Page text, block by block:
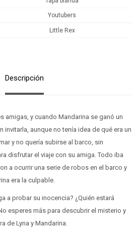
Youtubers
Little Rex
Descripción
amigas, y cuando Mandarina se ganó un
invitarla, aunque no tenía idea de qué era un
y no quería subirse al barco, sin
disfrutar el viaje con su amiga. Todo iba
a ocurrir una serie de robos en el barco y
era la culpable.
a probar su inocencia? ¿Quién estará
esperes más para descubrir el misterio y
de Lyna y Mandarina.